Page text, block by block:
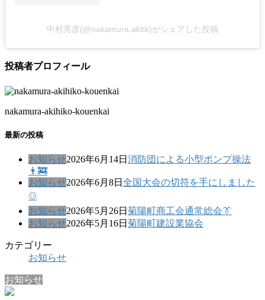
中村亮彦(@nakamura.akhk)がシェアした投稿
投稿者プロフィール
nakamura-akihiko-kouenkai
最新の投稿
お知らせ2026年6月14日 消防団による小型ポンプ操法
👨‍🚒
お知らせ2026年6月8日 全国大会の切符を手にしました
⚾
お知らせ2026年5月26日 菊陽町商工会通常総会👔
お知らせ2026年5月16日 菊陽町建設業協会
カテゴリー
お知らせ
お知らせ